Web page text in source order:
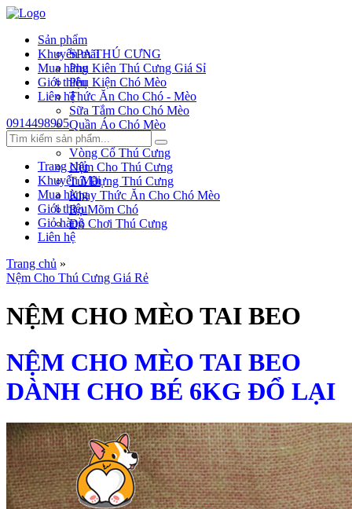
Sản phẩm
SPA THÚ CƯNG
Phụ Kiên Thú Cưng Giá Sỉ
Phụ Kiện Chó Mèo
Thức Ăn Cho Chó - Mèo
Sữa Tắm Cho Chó Mèo
Quần Áo Chó Mèo
Dây Xích Chó
Vòng Cổ Thú Cưng
Nệm Cho Thú Cưng
Túi Đựng Thú Cưng
Khay Thức Ăn Cho Chó Mèo
Rọ Mõm Chó
Đồ Chơi Thú Cưng
Khuyến mãi
Mua hàng
Giới thiệu
Liên hệ
0914498905
Trang chủ
Khuyến Mãi
Mua hàng
Giới thiệu
Giỏ hàng
Liên hệ
Trang chủ »
Nệm Cho Thú Cưng Giá Rẻ
NỆM CHO MÈO TAI BEO
NỆM CHO MÈO TAI BEO
DÀNH CHO BÉ 6KG ĐỔ LẠI